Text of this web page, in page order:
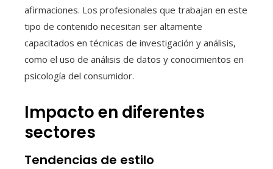
afirmaciones. Los profesionales que trabajan en este
tipo de contenido necesitan ser altamente
capacitados en técnicas de investigación y análisis,
como el uso de análisis de datos y conocimientos en
psicología del consumidor.
Impacto en diferentes
sectores
Tendencias de estilo